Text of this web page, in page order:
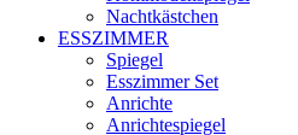
Nachtkästchen
ESSZIMMER
Spiegel
Esszimmer Set
Anrichte
Anrichtespiegel